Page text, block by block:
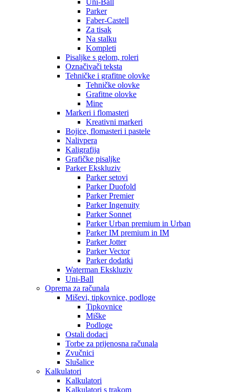
Uni-Ball
Parker
Faber-Castell
Za tisak
Na stalku
Kompleti
Pisaljke s gelom, roleri
Označivači teksta
Tehničke i grafitne olovke
Tehničke olovke
Grafitne olovke
Mine
Markeri i flomasteri
Kreativni markeri
Bojice, flomasteri i pastele
Nalivpera
Kaligrafija
Grafičke pisaljke
Parker Ekskluziv
Parker setovi
Parker Duofold
Parker Premier
Parker Ingenuity
Parker Sonnet
Parker Urban premium in Urban
Parker IM premium in IM
Parker Jotter
Parker Vector
Parker dodatki
Waterman Ekskluziv
Uni-Ball
Oprema za računala
Miševi, tipkovnice, podloge
Tipkovnice
Miške
Podloge
Ostali dodaci
Torbe za prijenosna računala
Zvučnici
Slušalice
Kalkulatori
Kalkulatori
Kalkulatori s trakom